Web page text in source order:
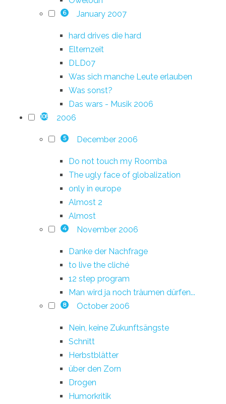
6 January 2007
hard drives die hard
Elternzeit
DLD07
Was sich manche Leute erlauben
Was sonst?
Das wars - Musik 2006
108 2006
5 December 2006
Do not touch my Roomba
The ugly face of globalization
only in europe
Almost 2
Almost
4 November 2006
Danke der Nachfrage
to live the cliché
12 step program
Man wird ja noch träumen dürfen...
8 October 2006
Nein, keine Zukunftsängste
Schnitt
Herbstblätter
über den Zorn
Drogen
Humorkritik